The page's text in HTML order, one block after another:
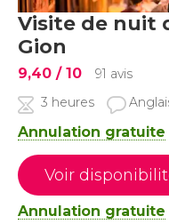
Visite de nuit
Gion
9,40 / 10
91 avis
3 heures
Annulation gratuite
Voir
Annulation gratuite